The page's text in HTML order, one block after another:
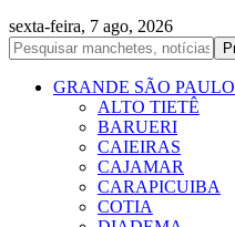
sexta-feira, 7 ago, 2026
GRANDE SÃO PAULO
ALTO TIETÊ
BARUERI
CAIEIRAS
CAJAMAR
CARAPICUIBA
COTIA